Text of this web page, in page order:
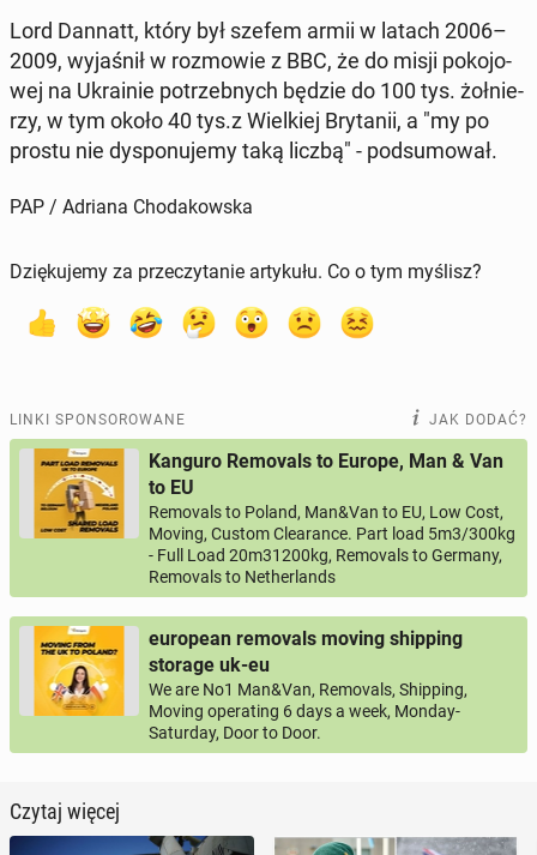
Lord Dannatt, który był szefem armii w latach 2006–
2009, wy­ja­śnił w roz­mo­wie z BBC, że do misji po­ko­jo­
wej na Ukra­inie po­trzeb­nych będzie do 100 tys. żoł­nie­
rzy, w tym około 40 tys.z Wiel­kiej Bry­ta­nii, a "my po
prostu nie dys­po­nu­je­my taką liczbą" - pod­su­mo­wał.
PAP / Adriana Chodakowska
Dziękujemy za przeczytanie artykułu. Co o tym myślisz?
LINKI SPONSOROWANE JAK DODAĆ?
Kanguro Removals to Europe, Man & Van
to EU
Removals to Poland, Man&Van to EU, Low Cost,
Moving, Custom Clearance. Part load 5m3/300kg
- Full Load 20m31200kg, Removals to Germany,
Removals to Netherlands
european removals moving shipping
storage uk-eu
We are No1 Man&Van, Removals, Shipping,
Moving operating 6 days a week, Monday-
Saturday, Door to Door.
Czytaj więcej